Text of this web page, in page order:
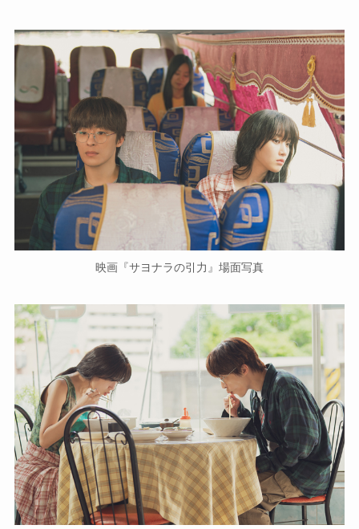
映画『サヨナラの引力』場面写真